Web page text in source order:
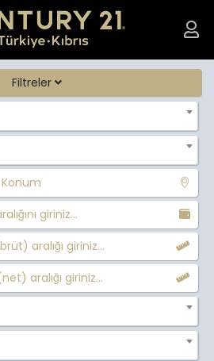
Filtreler
Konum
giriniz...
aralığı giriniz...
aralığı giriniz...